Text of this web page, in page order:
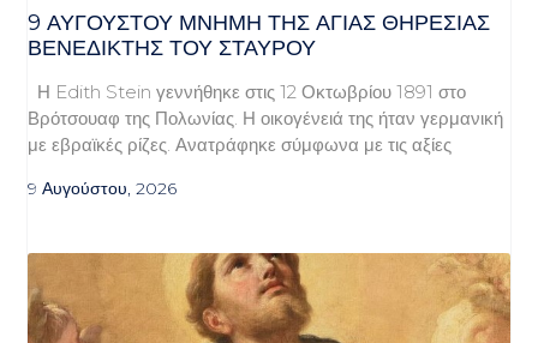
9 ΑΥΓΟΥΣΤΟΥ ΜΝΗΜΗ ΤΗΣ ΑΓΙΑΣ ΘΗΡΕΣΙΑΣ
ΒΕΝΕΔΙΚΤΗΣ ΤΟΥ ΣΤΑΥΡΟΥ
Η Edith Stein γεννήθηκε στις 12 Οκτωβρίου 1891 στο
Βρότσουαφ της Πολωνίας. Η οικογένειά της ήταν γερμανική
με εβραϊκές ρίζες. Ανατράφηκε σύμφωνα με τις αξίες
9 Αυγούστου, 2026